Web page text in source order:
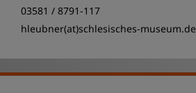
03581 / 8791-117
hleubner(at)schlesisches-museum.de